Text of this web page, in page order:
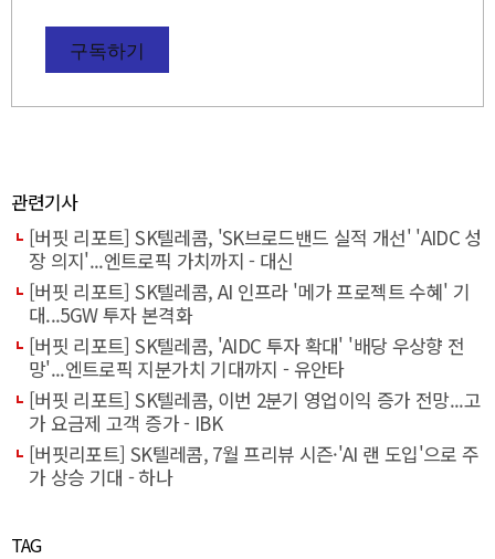
구독하기
관련기사
[버핏 리포트] SK텔레콤, 'SK브로드밴드 실적 개선' 'AIDC 성
장 의지'...엔트로픽 가치까지 - 대신
[버핏 리포트] SK텔레콤, AI 인프라 '메가 프로젝트 수혜' 기
대...5GW 투자 본격화
[버핏 리포트] SK텔레콤, 'AIDC 투자 확대' '배당 우상향 전
망'...엔트로픽 지분가치 기대까지 - 유안타
[버핏 리포트] SK텔레콤, 이번 2분기 영업이익 증가 전망...고
가 요금제 고객 증가 - IBK
[버핏리포트] SK텔레콤, 7월 프리뷰 시즌·'AI 랜 도입'으로 주
가 상승 기대 - 하나
TAG